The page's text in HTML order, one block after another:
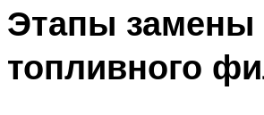
Этапы замены
топливного